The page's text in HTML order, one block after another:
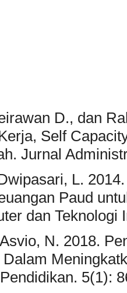
D., dan
Self
Jurnal
L.
Paud
dan Teknologi
N. 2018.
5(1):